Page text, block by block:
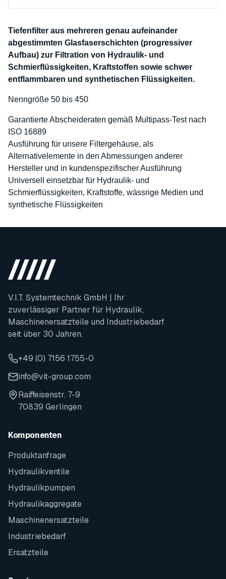
Tiefenfilter aus mehreren genau aufeinander
abgestimmten Glasfaserschichten (progressiver
Aufbau) zur Filtration von Hydraulik- und
Schmierflüssigkeiten, Kraftstoffen sowie schwer
entflammbaren und synthetischen Flüssigkeiten.
Nenngröße 50 bis 450
Garantierte Abscheideraten gemäß Multipass-Test nach
ISO 16889
Ausführung für unsere Filtergehäuse, als
Alternativelemente in den Abmessungen anderer
Hersteller und in kundenspezifischer Ausführung
Universell einsetzbar für Hydraulik- und
Schmierflüssigkeiten, Kraftstoffe, wässrige Medien und
synthetische Flüssigkeiten
V.I.T. Systemtechnik GmbH | Ihr
zuverlässiger Partner für Hydraulik,
Maschinenersatzteile und Industriebedarf
seit über 30 Jahren.
+49 (0) 7156 1755-0
info@vit-group.com
Raiffeisenstr. 7-9
70839 Gerlingen
Komponenten
Produktanfrage
Hydraulikventile
Hydraulikpumpen
Hydraulikaggregate
Maschinenersatzteile
Industriebedarf
Ersatzteile